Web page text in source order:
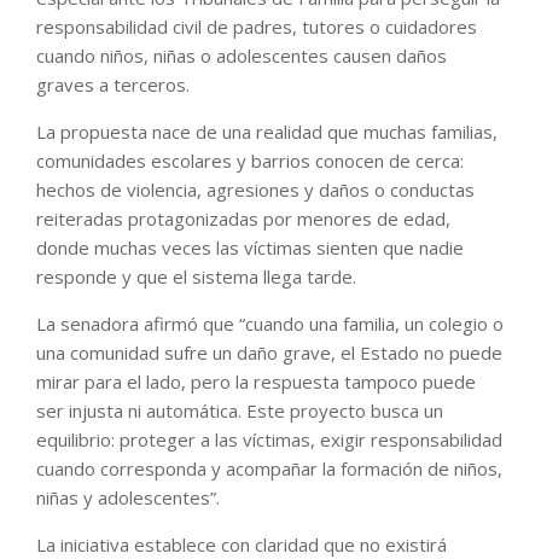
responsabilidad civil de padres, tutores o cuidadores
cuando niños, niñas o adolescentes causen daños
graves a terceros.
La propuesta nace de una realidad que muchas familias,
comunidades escolares y barrios conocen de cerca:
hechos de violencia, agresiones y daños o conductas
reiteradas protagonizadas por menores de edad,
donde muchas veces las víctimas sienten que nadie
responde y que el sistema llega tarde.
La senadora afirmó que “cuando una familia, un colegio o
una comunidad sufre un daño grave, el Estado no puede
mirar para el lado, pero la respuesta tampoco puede
ser injusta ni automática. Este proyecto busca un
equilibrio: proteger a las víctimas, exigir responsabilidad
cuando corresponda y acompañar la formación de niños,
niñas y adolescentes”.
La iniciativa establece con claridad que no existirá